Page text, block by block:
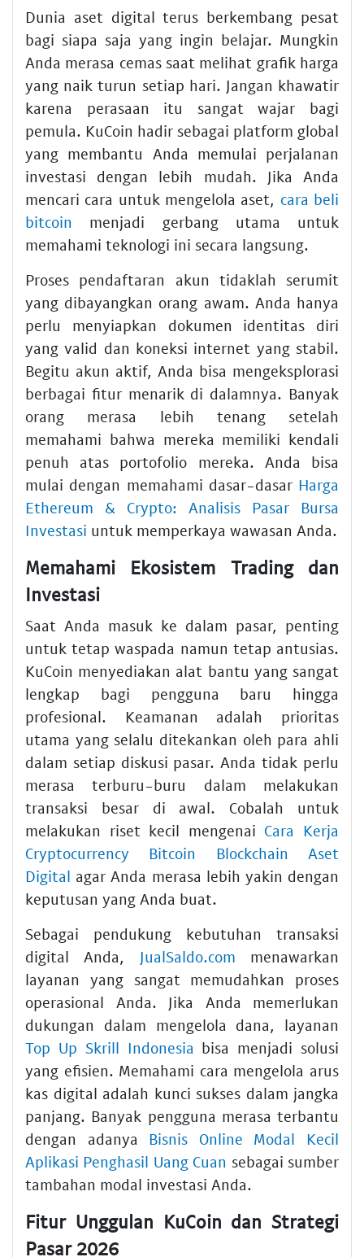
Dunia aset digital terus berkembang pesat
bagi siapa saja yang ingin belajar. Mungkin
Anda merasa cemas saat melihat grafik harga
yang naik turun setiap hari. Jangan khawatir
karena perasaan itu sangat wajar bagi
pemula. KuCoin hadir sebagai platform global
yang membantu Anda memulai perjalanan
investasi dengan lebih mudah. Jika Anda
mencari cara untuk mengelola aset, cara beli
bitcoin menjadi gerbang utama untuk
memahami teknologi ini secara langsung.
Proses pendaftaran akun tidaklah serumit
yang dibayangkan orang awam. Anda hanya
perlu menyiapkan dokumen identitas diri
yang valid dan koneksi internet yang stabil.
Begitu akun aktif, Anda bisa mengeksplorasi
berbagai fitur menarik di dalamnya. Banyak
orang merasa lebih tenang setelah
memahami bahwa mereka memiliki kendali
penuh atas portofolio mereka. Anda bisa
mulai dengan memahami dasar-dasar Harga
Ethereum & Crypto: Analisis Pasar Bursa
Investasi untuk memperkaya wawasan Anda.
Memahami Ekosistem Trading dan
Investasi
Saat Anda masuk ke dalam pasar, penting
untuk tetap waspada namun tetap antusias.
KuCoin menyediakan alat bantu yang sangat
lengkap bagi pengguna baru hingga
profesional. Keamanan adalah prioritas
utama yang selalu ditekankan oleh para ahli
dalam setiap diskusi pasar. Anda tidak perlu
merasa terburu-buru dalam melakukan
transaksi besar di awal. Cobalah untuk
melakukan riset kecil mengenai Cara Kerja
Cryptocurrency Bitcoin Blockchain Aset
Digital agar Anda merasa lebih yakin dengan
keputusan yang Anda buat.
Sebagai pendukung kebutuhan transaksi
digital Anda, JualSaldo.com menawarkan
layanan yang sangat memudahkan proses
operasional Anda. Jika Anda memerlukan
dukungan dalam mengelola dana, layanan
Top Up Skrill Indonesia bisa menjadi solusi
yang efisien. Memahami cara mengelola arus
kas digital adalah kunci sukses dalam jangka
panjang. Banyak pengguna merasa terbantu
dengan adanya Bisnis Online Modal Kecil
Aplikasi Penghasil Uang Cuan sebagai sumber
tambahan modal investasi Anda.
Fitur Unggulan KuCoin dan Strategi
Pasar 2026